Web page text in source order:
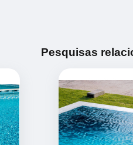
Pesquisas